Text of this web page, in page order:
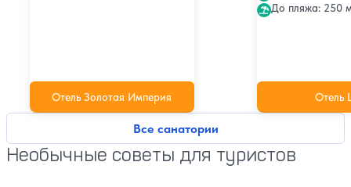
Все санатории
Отель Золотая Империя
До пляжа: 250
Отель
Необычные советы для туристов